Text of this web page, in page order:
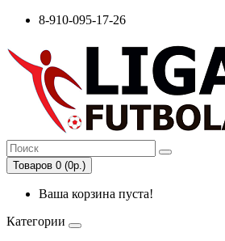
8-910-095-17-26
Товаров 0 (0р.)
Ваша корзина пуста!
Категории